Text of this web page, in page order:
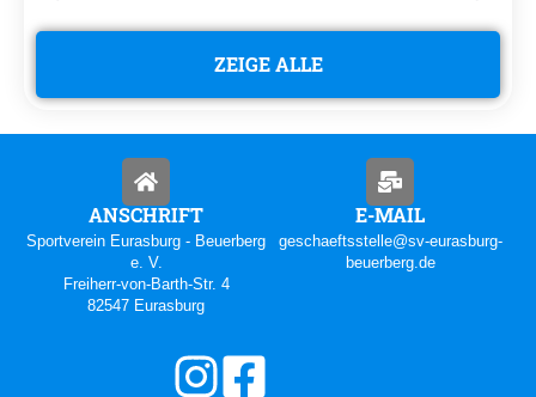
ZEIGE ALLE
ANSCHRIFT
Sportverein Eurasburg - Beuerberg
e. V.
Freiherr-von-Barth-Str. 4
82547 Eurasburg
E-MAIL
geschaeftsstelle@sv-eurasburg-
beuerberg.de